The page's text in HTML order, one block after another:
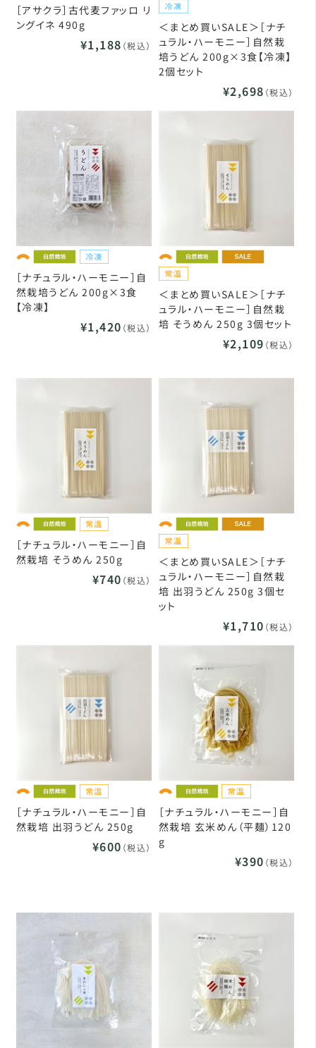
［アサクラ］古代麦ファッロ リ
ングイネ 490g
¥1,188 （税込）
＜まとめ買いSALE＞［ナチ
ュラル・ハーモニー］自然栽
培うどん 200g×3食【冷凍】
2個セット
¥2,698 （税込）
［ナチュラル・ハーモニー］自
然栽培うどん 200g×3食
【冷凍】
¥1,420 （税込）
＜まとめ買いSALE＞［ナチ
ュラル・ハーモニー］自然栽
培 そうめん 250g 3個セット
¥2,109 （税込）
［ナチュラル・ハーモニー］自
然栽培 そうめん 250g
¥740 （税込）
＜まとめ買いSALE＞［ナチ
ュラル・ハーモニー］自然栽
培 出羽うどん 250g 3個セ
ット
¥1,710 （税込）
［ナチュラル・ハーモニー］自
然栽培 出羽うどん 250g
¥600 （税込）
［ナチュラル・ハーモニー］自
然栽培 玄米めん（平麺）120
g
¥390 （税込）